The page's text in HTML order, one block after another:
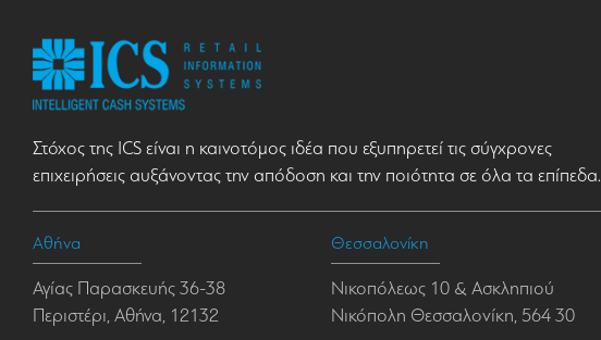
Στόχος της ICS είναι η καινοτόμος ιδέα που εξυπηρετεί τις σύγχρονες
επιχειρήσεις αυξάνοντας την απόδοση και την ποιότητα σε όλα τα επίπεδα.
Αθήνα
Αγίας Παρασκευής 36-38
Περιστέρι, Αθήνα, 12132
Θεσσαλονίκη
Νικοπόλεως 10 & Ασκληπιού
Νικόπολη Θεσσαλονίκη, 564 30